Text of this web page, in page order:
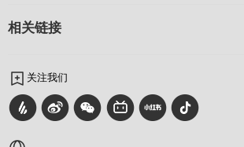
相关链接
关注我们